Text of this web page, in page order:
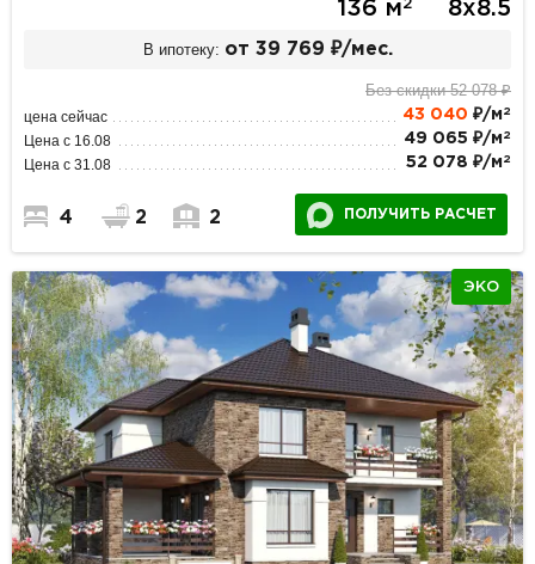
136 м2 8х8.5
В ипотеку: от 39 769 ₽/мес.
Без скидки 52 078 ₽
цена сейчас 43 040 ₽/м 2
Цена с 16.08 49 065 ₽/м 2
Цена с 31.08 52 078 ₽/м 2
4 2 2 ПОЛУЧИТЬ РАСЧЕТ
ЭКО